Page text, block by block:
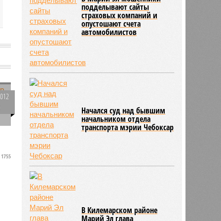
1755
подделывают сайты
страховых компаний и
опустошают счета
автомобилистов
Начался суд над бывшим
начальником отдела
транспорта мэрии Чебоксар
В Килемарском районе
Марий Эл глава